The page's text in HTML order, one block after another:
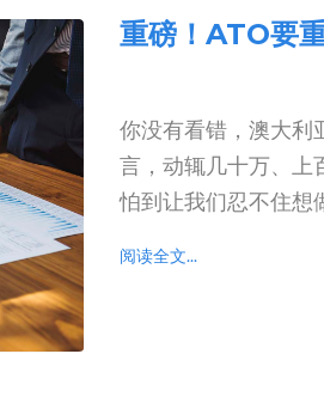
重磅！ATO要
你没有看错，澳大利
言，动辄几十万、上
怕到让我们忍不住想
阅读全文...